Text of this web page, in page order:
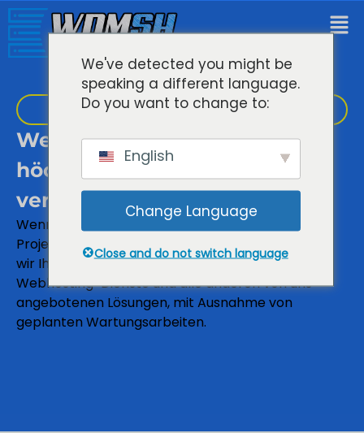
Leistungsstarkes Website-Hosting
Webhosting-Dienste von
höchster Qualität, denen Sie
vertrauen können
Wenn Sie uns Ihre Geschäfts- und
Projektanforderungen anvertrauen, versprechen
wir Ihnen eine Betriebszeit von 99,9% für unsere
Webhosting-Dienste und alle anderen von uns
angebotenen Lösungen, mit Ausnahme von
geplanten Wartungsarbeiten.
We've detected you might be
speaking a different language.
Do you want to change to:
English
Change Language
Close and do not switch language